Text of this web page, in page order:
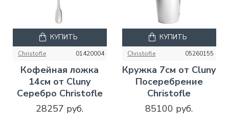
Christofle 01420004
Кофейная ложка
14см от Cluny
Серебро Christofle
28257 руб.
КУПИТЬ
Christofle 05260155
Кружка 7см от Cluny
Посеребрение
Christofle
85100 руб.
КУПИТЬ